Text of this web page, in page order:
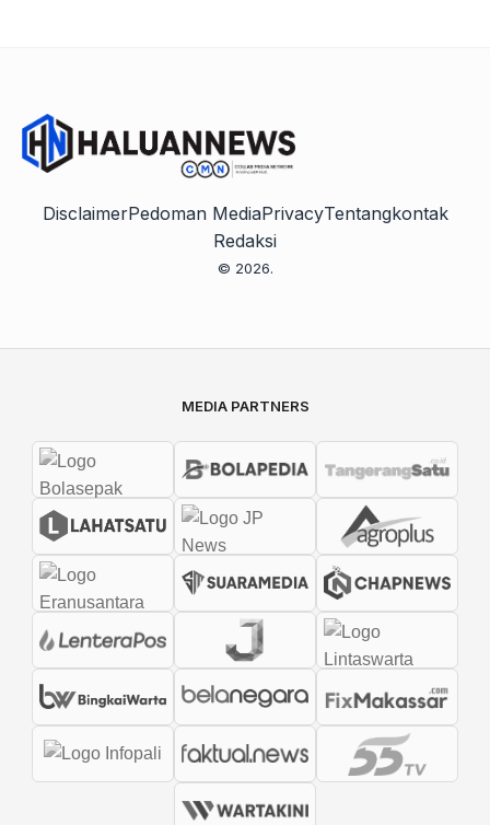
DisclaimerPedoman MediaPrivacyTentangkontak
Redaksi
© 2026.
MEDIA PARTNERS